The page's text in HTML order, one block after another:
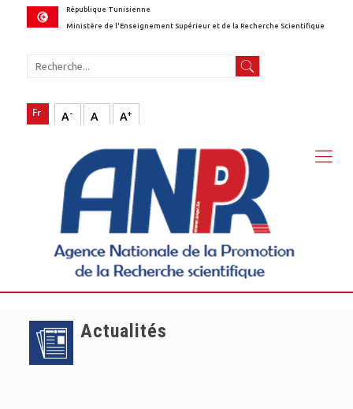
République Tunisienne
Ministère de l'Enseignement Supérieur et de la Recherche Scientifique
A- A A+
Actualités